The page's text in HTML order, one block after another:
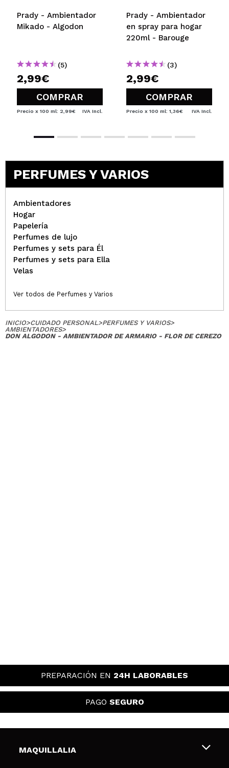
Prady - Ambientador
Mikado - Algodon
(5)
2,99€
COMPRAR
Precio x 100 ml: 2,99€ IVA Incl.
Prady - Ambientador
en spray para hogar
220ml - Barouge
(3)
2,99€
COMPRAR
Precio x 100 ml: 1,36€ IVA Incl.
PERFUMES Y VARIOS
Ambientadores
Hogar
Papelería
Perfumes de lujo
Perfumes y sets para Él
Perfumes y sets para Ella
Velas
Ver todos de Perfumes y Varios
INICIO>CUIDADO PERSONAL>PERFUMES Y VARIOS>
AMBIENTADORES>
DON ALGODON - AMBIENTADOR DE ARMARIO - FLOR DE CEREZO
PREPARACIÓN EN 24H LABORABLES
PAGO SEGURO
MAQUILLALIA